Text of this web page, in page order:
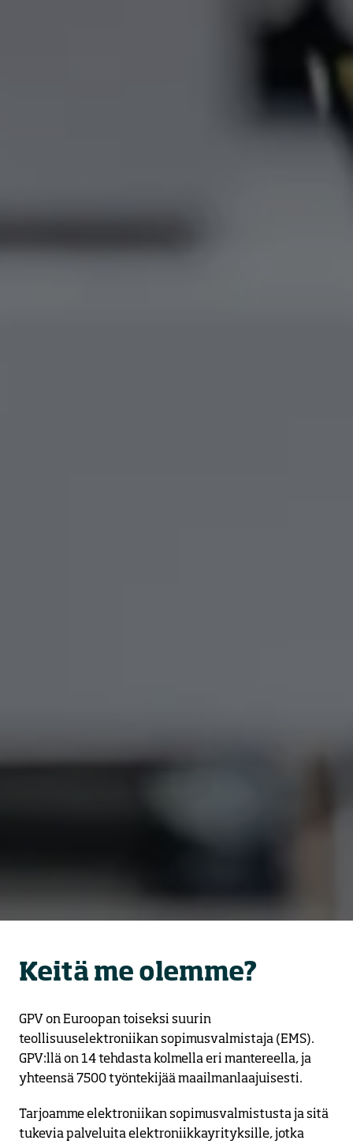
Keitä me olemme?
GPV on Euroopan toiseksi suurin
teollisuuselektroniikan sopimusvalmistaja (EMS).
GPV:llä on 14 tehdasta kolmella eri mantereella, ja
yhteensä 7500 työntekijää maailmanlaajuisesti.
Tarjoamme elektroniikan sopimusvalmistusta ja sitä
tukevia palveluita elektroniikkayrityksille, jotka